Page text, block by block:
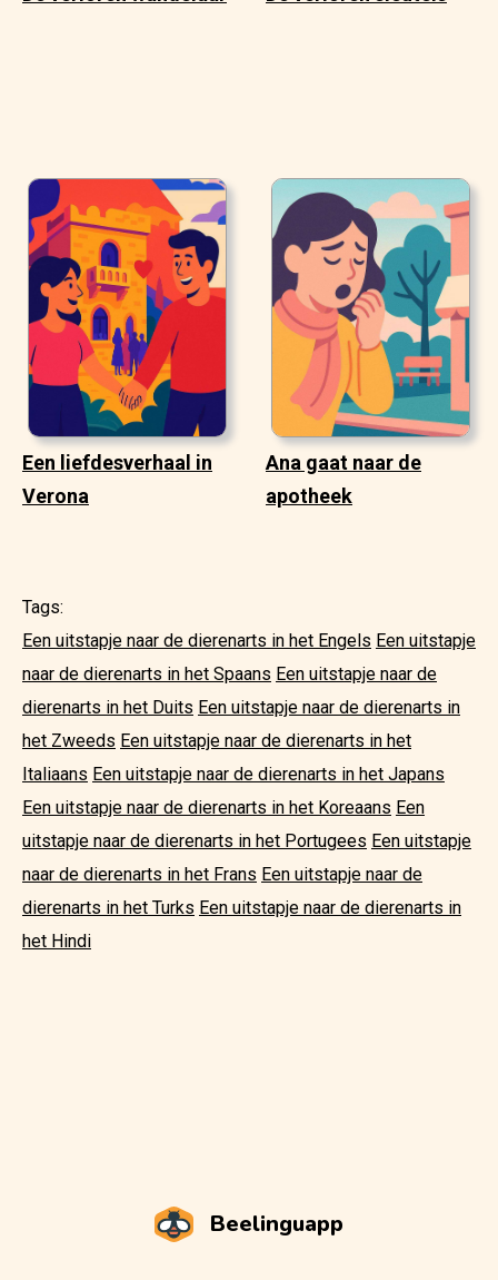
Een liefdesverhaal in
Verona
Ana gaat naar de
apotheek
Tags:
Een uitstapje naar de dierenarts in het Engels Een uitstapje
naar de dierenarts in het Spaans Een uitstapje naar de
dierenarts in het Duits Een uitstapje naar de dierenarts in
het Zweeds Een uitstapje naar de dierenarts in het
Italiaans Een uitstapje naar de dierenarts in het Japans
Een uitstapje naar de dierenarts in het Koreaans Een
uitstapje naar de dierenarts in het Portugees Een uitstapje
naar de dierenarts in het Frans Een uitstapje naar de
dierenarts in het Turks Een uitstapje naar de dierenarts in
het Hindi
Beelinguapp